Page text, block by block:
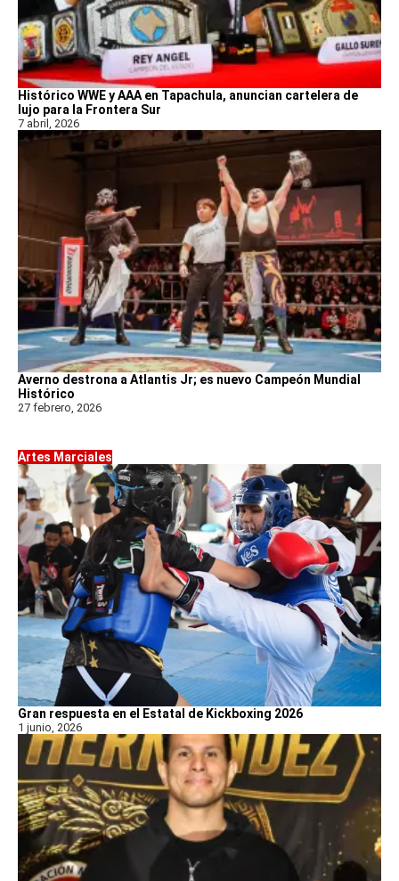
Histórico WWE y AAA en Tapachula, anuncian cartelera de
lujo para la Frontera Sur
7 abril, 2026
Averno destrona a Atlantis Jr; es nuevo Campeón Mundial
Histórico
27 febrero, 2026
Artes Marciales
Gran respuesta en el Estatal de Kickboxing 2026
1 junio, 2026